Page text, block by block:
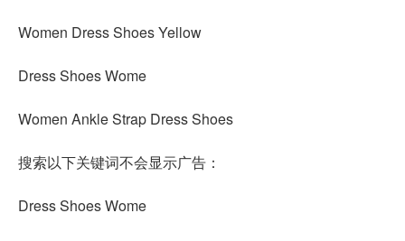
Women Dress Shoes Yellow
Dress Shoes Wome
Women Ankle Strap Dress Shoes
搜索以下关键词不会显示广告：
Dress Shoes Wome